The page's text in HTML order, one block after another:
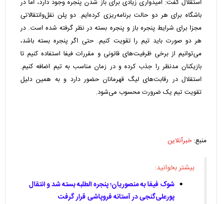
استقلال گفت: امیدواری زیادی برای باز شدن پنجره وجود دارد، اما در
باشگاه برای هر دو حالت برنامه‌ریزی کرده‌ایم. دو پلن نقل‌وانتقالاتی
مجزا برای شرایط پنجره باز و پنجره بسته در نظر گرفته شده است. در
هر دو صورت باید تیم را تقویت کنیم. حتی اگر پنجره بسته باشد،
می‌توانیم از برخی ظرفیت‌های قانونی و مقررات فیفا استفاده کنیم تا
بازیکنان مدنظر را جذب کرده و در زمان مناسب به تیم اضافه کنیم.
استقلال در رقابت‌های لیگ قهرمانان حضور دارد و به همین دلیل
تقویت تیم یک ضرورت محسوب می‌شود.
منبع: خبرآنلاین
بیشتر بخوانید:
شوک فیفا به منصوریان؛ پنجره الطلبه بسته شد و انتقال
پورعلی‌گنجی در آستانه فروپاشی قرار گرفت